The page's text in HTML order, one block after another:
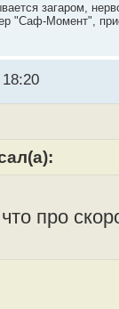
загаром,
"Саф-Момент",
про